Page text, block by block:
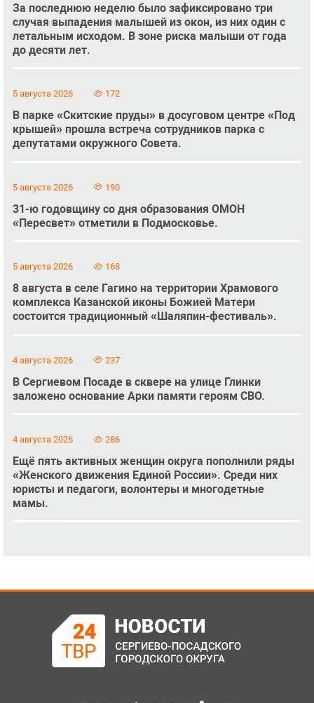
За последнюю неделю было зафиксировано три
случая выпадения малышей из окон, из них один с
летальным исходом. В зоне риска малыши от года
до десяти лет.
5 августа 2026 172
В парке «Скитские пруды» в досуговом центре «Под
крышей» прошла встреча сотрудников парка с
депутатами окружного Совета.
5 августа 2026 190
31-ю годовщину со дня образования ОМОН
«Пересвет» отметили в Подмосковье.
5 августа 2026 168
8 августа в селе Гагино на территории Храмового
комплекса Казанской иконы Божией Матери
состоится традиционный «Шаляпин-фестиваль».
4 августа 2026 237
В Сергиевом Посаде в сквере на улице Глинки
заложено основание Арки памяти героям СВО.
4 августа 2026 286
Ещё пять активных женщин округа пополнили ряды
«Женского движения Единой России». Среди них
юристы и педагоги, волонтеры и многодетные
мамы.